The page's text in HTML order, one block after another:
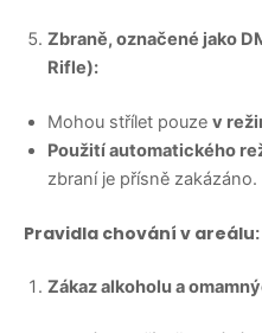
Zbraně, označené jako
Rifle):
Mohou střílet pouze v
Použití automatického
zbraní je přísně zakázáno.
Pravidla chování v areálu:
Zákaz alkoholu a